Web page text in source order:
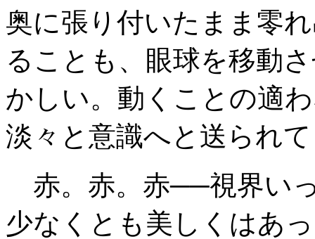
奥に張り付いたまま零
ることも、眼球を移動
かしい。動くことの適
淡々と意識へと送られ
赤。赤。赤──視界い
少なくとも美しくはあ